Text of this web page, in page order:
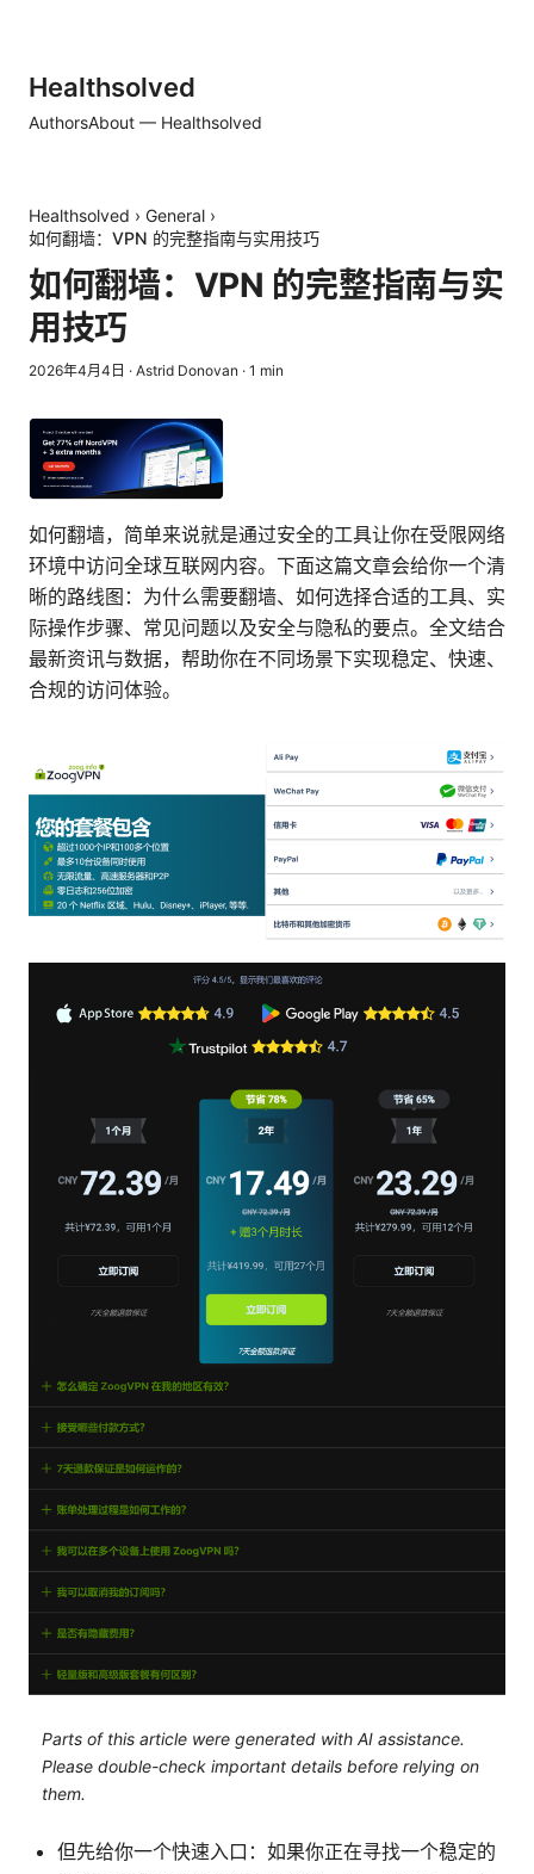
Healthsolved
AuthorsAbout — Healthsolved
Healthsolved › General ›
如何翻墙：VPN 的完整指南与实用技巧
如何翻墙：VPN 的完整指南与实
用技巧
2026年4月4日 · Astrid Donovan · 1 min
如何翻墙，简单来说就是通过安全的工具让你在受限网络
环境中访问全球互联网内容。下面这篇文章会给你一个清
晰的路线图：为什么需要翻墙、如何选择合适的工具、实
际操作步骤、常见问题以及安全与隐私的要点。全文结合
最新资讯与数据，帮助你在不同场景下实现稳定、快速、
合规的访问体验。
Parts of this article were generated with AI assistance.
Please double-check important details before relying on
them.
但先给你一个快速入口：如果你正在寻找一个稳定的